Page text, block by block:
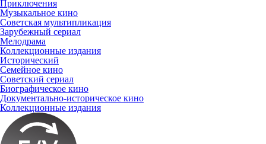
Приключения
Музыкальное кино
Советская мультипликация
Зарубежный сериал
Мелодрама
Коллекционные издания
Исторический
Семейное кино
Советский сериал
Биографическое кино
Документально-историческое кино
Коллекционные издания